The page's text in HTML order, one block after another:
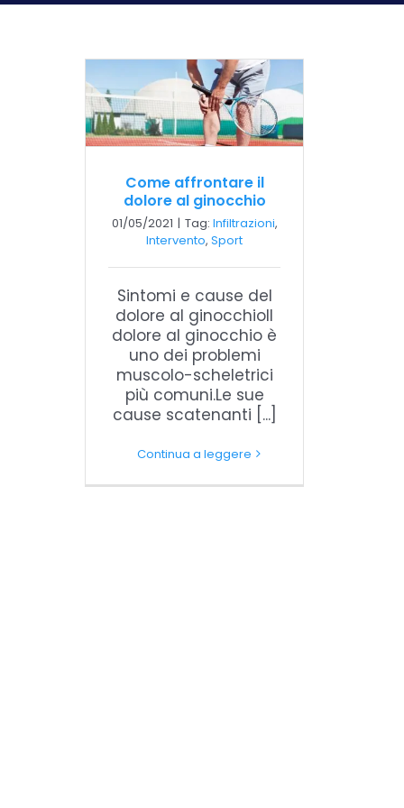
Come affrontare il
dolore al ginocchio
01/05/2021 | Tag: Infiltrazioni,
Intervento,Sport
Sintomi e cause del
dolore al ginocchioIl
dolore al ginocchio è
uno dei problemi
muscolo-scheletrici
più comuni.Le sue
cause scatenanti [...]
Continua a leggere